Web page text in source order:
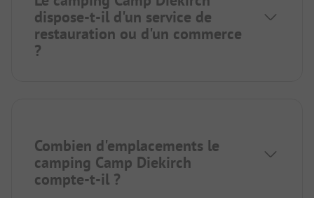
dispose-t-il d'un service de
restauration ou d'un commerce
?
Combien d'emplacements le
camping Camp Diekirch
compte-t-il ?